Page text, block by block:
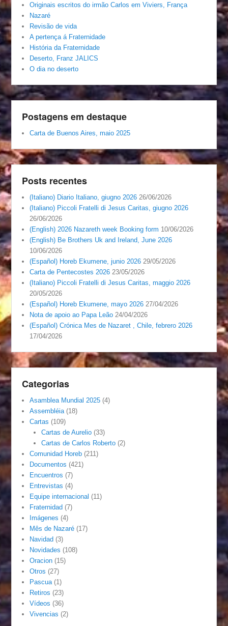
Originais escritos do irmão Carlos em Viviers, França
Nazaré
Revisão de vida
A pertença á Fraternidade
História da Fraternidade
Deserto, Franz JALICS
O dia no deserto
Postagens em destaque
Carta de Buenos Aires, maio 2025
Posts recentes
(Italiano) Diario Italiano, giugno 2026 26/06/2026
(Italiano) Piccoli Fratelli di Jesus Caritas, giugno 2026
26/06/2026
(English) 2026 Nazareth week Booking form 10/06/2026
(English) Be Brothers Uk and Ireland, June 2026
10/06/2026
(Español) Horeb Ekumene, junio 2026 29/05/2026
Carta de Pentecostes 2026 23/05/2026
(Italiano) Piccoli Fratelli di Jesus Caritas, maggio 2026
20/05/2026
(Español) Horeb Ekumene, mayo 2026 27/04/2026
Nota de apoio ao Papa Leão 24/04/2026
(Español) Crónica Mes de Nazaret , Chile, febrero 2026
17/04/2026
Categorias
Asamblea Mundial 2025 (4)
Assembléia (18)
Cartas (109)
Cartas de Aurelio(33)
Cartas de Carlos Roberto(2)
Comunidad Horeb (211)
Documentos (421)
Encuentros (7)
Entrevistas (4)
Equipe internacional (11)
Fraternidad (7)
Imágenes (4)
Mês de Nazaré (17)
Navidad (3)
Novidades (108)
Oracion (15)
Otros (27)
Pascua (1)
Retiros (23)
Vídeos (36)
Vivencias (2)